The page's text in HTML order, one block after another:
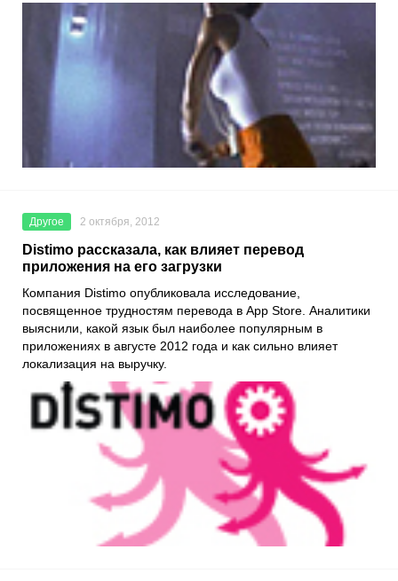
Другое 2 октября, 2012
Distimo рассказала, как влияет перевод
приложения на его загрузки
Компания Distimo опубликовала исследование,
посвященное трудностям перевода в App Store. Аналитики
выяснили, какой язык был наиболее популярным в
приложениях в августе 2012 года и как сильно влияет
локализация на выручку.